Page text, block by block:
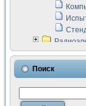
Поиск